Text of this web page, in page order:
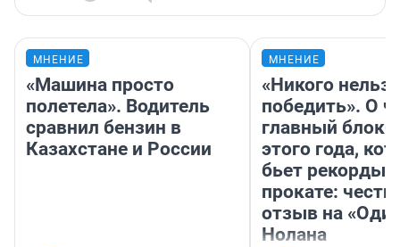
МНЕНИЕ
«Машина просто
полетела». Водитель
сравнил бензин в
Казахстане и России
МНЕНИЕ
«Никого нельзя
победить». О
главный
этого года,
бьет рекорды в
прокате:
отзыв на
Нолана